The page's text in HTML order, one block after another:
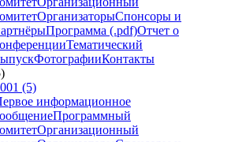
ОрганизаторыСпонсоры и
Программа (.pdf)Отчет о
Тематический
ФотографииКонтакты
(5)
информационное
Программный
Организационный